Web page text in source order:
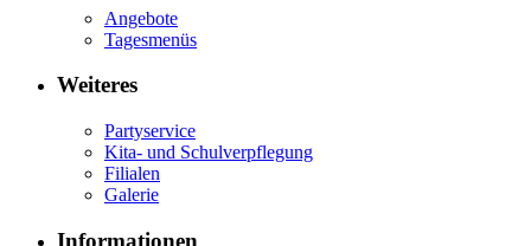
Angebote
Tagesmenüs
Weiteres
Partyservice
Kita- und Schulverpflegung
Filialen
Galerie
Informationen